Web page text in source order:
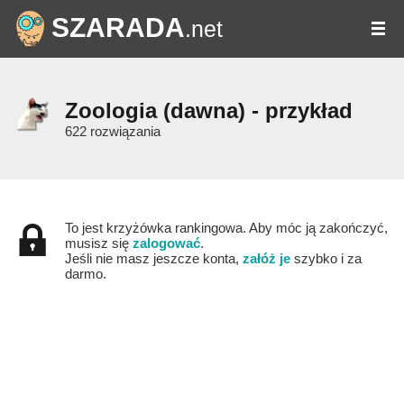
SZARADA.net
Zoologia (dawna) - przykład
622 rozwiązania
To jest krzyżówka rankingowa. Aby móc ją zakończyć,
musisz się zalogować.
Jeśli nie masz jeszcze konta, załóż je szybko i za
darmo.